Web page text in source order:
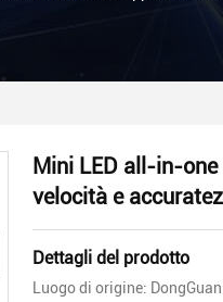
Mini LED all-in-
velocità e
Dettagli del prodotto
Luogo di origine: DongGuan